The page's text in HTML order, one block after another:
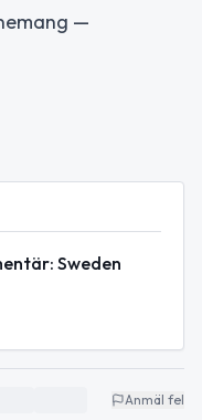
—
Sweden
Anmäl fel